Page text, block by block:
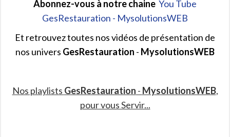
Abonnez-vous à notre chaine You Tube
GesRestauration - MysolutionsWEB
Et retrouvez toutes nos vidéos de présentation de
nos univers GesRestauration - MysolutionsWEB
Nos playlists GesRestauration - MysolutionsWEB,
pour vous Servir...